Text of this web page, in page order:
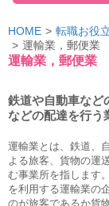
ド
HOME 転職お役
運輸業，郵便業
運輸業，郵便業
鉄道や自動車など
などの配達を行う
運輸業とは、鉄道、
よる旅客、貨物の運
む事業所を指します
を利用する運輸業の
のが旅客であるか貨